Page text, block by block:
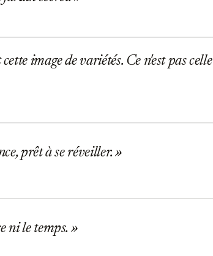
image de variétés. Ce n'est pas celle
prêt à se réveiller.
ni le temps.